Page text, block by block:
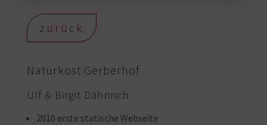
zurück
Naturkost Gerberhof
Ulf & Birgit Dähnrich
2010 erste statische Webseite